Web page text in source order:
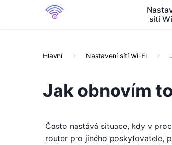
sítí
Hlavní Nastavení sítí Wi-Fi
Jak obnovím
Často nastává situace, kdy v
router pro jiného poskytovatele,